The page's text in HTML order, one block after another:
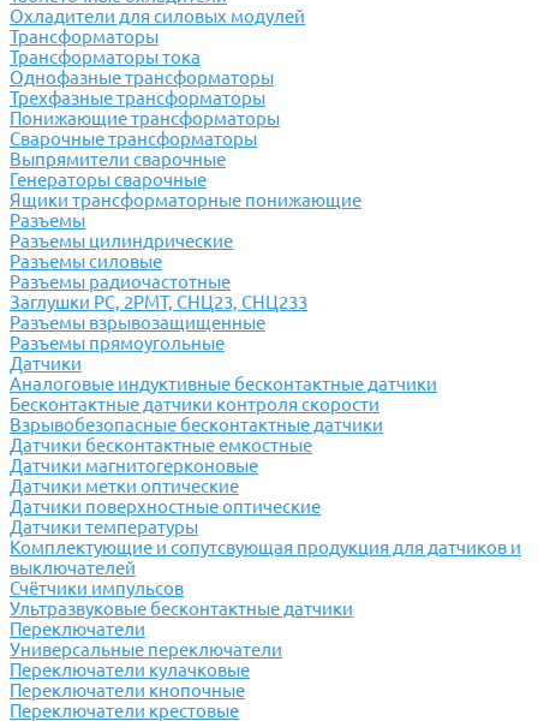
Охладители для силовых модулей
Трансформаторы
Трансформаторы тока
Однофазные трансформаторы
Трехфазные трансформаторы
Понижающие трансформаторы
Сварочные трансформаторы
Выпрямители сварочные
Генераторы сварочные
Ящики трансформаторные понижающие
Разъемы
Разъемы цилиндрические
Разъемы силовые
Разъемы радиочастотные
Заглушки РС, 2РМТ, СНЦ23, СНЦ233
Разъемы взрывозащищенные
Разъемы прямоугольные
Датчики
Аналоговые индуктивные бесконтактные датчики
Бесконтактные датчики контроля скорости
Взрывобезопасные бесконтактные датчики
Датчики бесконтактные емкостные
Датчики магнитогерконовые
Датчики метки оптические
Датчики поверхностные оптические
Датчики температуры
Комплектующие и сопутсвующая продукция для датчиков и
выключателей
Счётчики импульсов
Ультразвуковые бесконтактные датчики
Переключатели
Универсальные переключатели
Переключатели кулачковые
Переключатели кнопочные
Переключатели крестовые